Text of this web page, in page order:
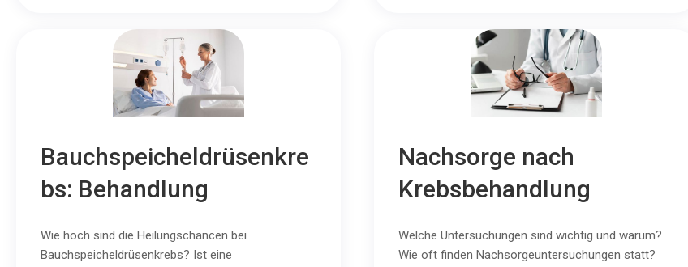
Bauchspeicheldrüsenkre
bs: Behandlung
Wie hoch sind die Heilungschancen bei
Bauchspeicheldrüsenkrebs? Ist eine
Nachsorge nach
Krebsbehandlung
Welche Untersuchungen sind wichtig und warum?
Wie oft finden Nachsorgeuntersuchungen statt?